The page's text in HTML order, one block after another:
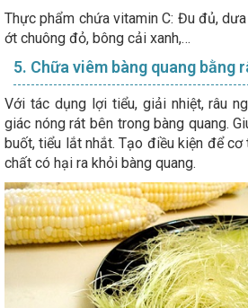
Thực phẩm chứa vitamin C: Đu đủ, dưa
ớt chuông đỏ, bông cải xanh,…
5. Chữa viêm bàng quang bằng
Với tác dụng lợi tiểu, giải nhiệt, râu
giác nóng rát bên trong bàng quang.
buốt, tiểu lắt nhắt. Tạo điều kiện để
chất có hại ra khỏi bàng quang.